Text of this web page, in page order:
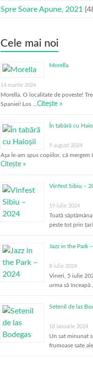
Spre Soare Apune, 2021
Cele mai noi
Morella
14 martie 2026
Morella. O localitate de poveste!
Spaniei! Los … Citește »
În tabără cu
9 august 2024
Așa le-am spus copiilor, că
Citește »
Vinfest Sibiu –
19 iulie 2024
Toată
peste tot prin
Jazz in the Park
8 iulie 2024
Vineri, 5 iulie
urma să înceapă
Setenil de las
18 ianuarie 2024
Un sat minunat
frumoase sate